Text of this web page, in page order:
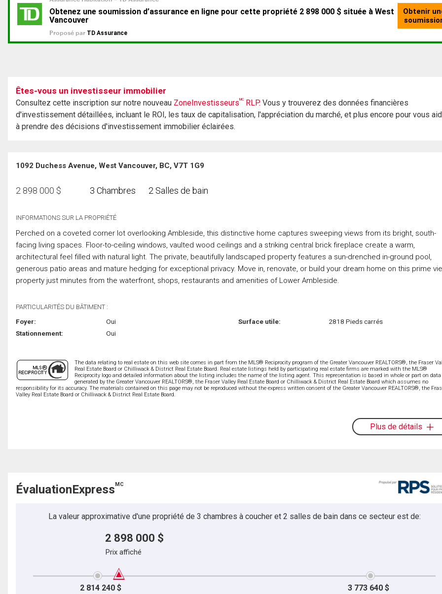
Êtes-vous un investisseur immobilier
Consultez cette inscription sur notre nouveau ZoneInvestisseursMC RLP. Vous y trouverez des données financières
d'investissement détaillées, incluant le ROI, les taux de capitalisation, l'appréciation du marché, et plus encore pour vous
à prendre des décisions d'investissement immobilier éclairées.
1092 Duchess Avenue, West Vancouver, BC, V7T 1G9
2 898 000 $ 3 Chambres 2 Salles de bain
INFORMATIONS SUR LA PROPRIÉTÉ
Perched on a coveted corner lot overlooking Ambleside, this distinctive home captures sweeping views from its bright, south-
facing living spaces. Floor-to-ceiling windows, vaulted wood ceilings and a striking central brick fireplace create a warm,
architectural feel filled with natural light. The private, beautifully landscaped property features a sun-drenched in-ground pool,
generous patio areas and mature hedging for exceptional privacy. Move in, renovate, or build your dream home on this prime
property just minutes from the waterfront, shops, restaurants and amenities of Lower Ambleside.
PARTICULARITÉS DU BÂTIMENT :
Foyer:
Oui
Stationnement:
Oui
Surface utile: 2818 Pieds carrés
The data relating to real estate on this web site comes in part from the MLS® Reciprocity program of the Greater Vancouver REALTORS®, the Fraser
Real Estate Board or Chilliwack & District Real Estate Board. Real estate listings held by participating real estate firms are marked with the MLS®
Reciprocity logo and detailed information about the listing includes the name of the listing agent. This representation is based in whole or part on data
generated by the Greater Vancouver REALTORS®, the Fraser Valley Real Estate Board or Chilliwack & District Real Estate Board which assumes no
responsibility for its accuracy. The materials contained on this page may not be reproduced without the express written consent of the Greater Vancouver REALTORS®, the
Valley Real Estate Board or Chilliwack & District Real Estate Board.
Plus de détails
ÉvaluationExpress MC
La valeur approximative d'une propriété de 3 chambres à coucher et 2 salles de bain dans ce secteur est de:
2 898 000 $
Prix affiché
2 814 240 $ 3 773 640 $